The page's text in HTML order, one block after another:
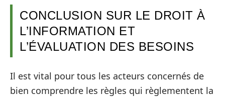
CONCLUSION SUR LE DROIT À
L’INFORMATION ET
L’ÉVALUATION DES BESOINS
Il est vital pour tous les acteurs concernés de
bien comprendre les règles qui règlementent la